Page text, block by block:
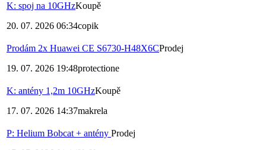
K: spoj na 10GHzKoupě
20. 07. 2026 06:34copik
Prodám 2x Huawei CE S6730-H48X6CProdej
19. 07. 2026 19:48protectione
K: antény 1,2m 10GHzKoupě
17. 07. 2026 14:37makrela
P: Helium Bobcat + antény Prodej